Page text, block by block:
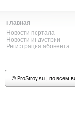
Главная
Новости портала
Новости индустрии
Регистрация абонента
© ProStroy.su| по всем